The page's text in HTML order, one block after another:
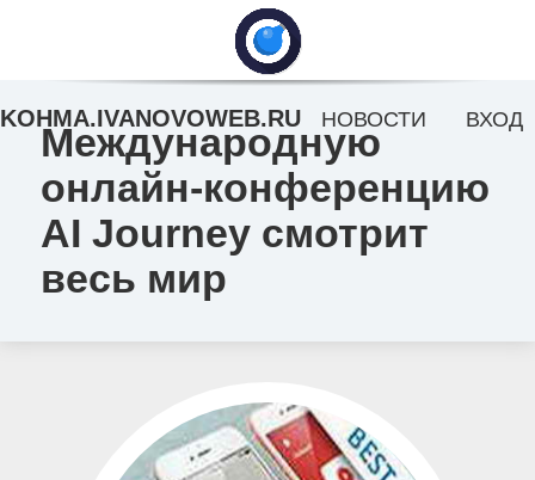
Международную
онлайн-конференцию
AI Journey смотрит
весь мир
KOHMA.IVANOVOWEB.RU НОВОСТИ ВХОД